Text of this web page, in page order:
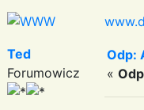
Ted
Forumowicz
Odp:
«